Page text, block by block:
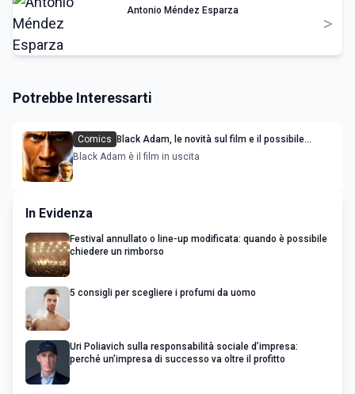
Antonio Méndez Esparza
>
Potrebbe Interessarti
Comics
Black Adam, le novità sul film e il possibile
crossover con Superman
Black Adam è il film in uscita
In Evidenza
Festival annullato o line-up modificata: quando è possibile
chiedere un rimborso
5 consigli per scegliere i profumi da uomo
Uri Poliavich sulla responsabilità sociale d’impresa:
perché un’impresa di successo va oltre il profitto